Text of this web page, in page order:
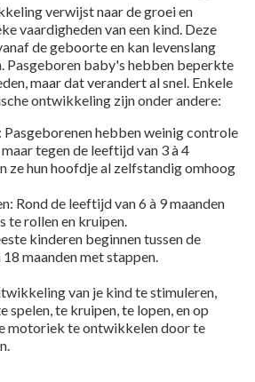
verwijst naar de groei en
vaardigheden van een kind. Deze
de geboorte en kan levenslang
Pasgeboren baby's hebben beperkte
maar dat verandert al snel. Enkele
ontwikkeling zijn onder andere:
hebben weinig controle
tegen de leeftijd van 3 à 4
ze hun hoofdje al zelfstandig omhoog
Rond de leeftijd van 6 à 9 maanden
te rollen en kruipen.
kinderen beginnen tussen de
maanden met stappen.
van je kind te stimuleren,
spelen, te kruipen, te lopen, en op
motoriek te ontwikkelen door te